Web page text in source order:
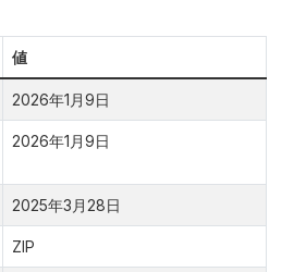
値
2026年1月9日
2026年1月9日
2025年3月28日
ZIP